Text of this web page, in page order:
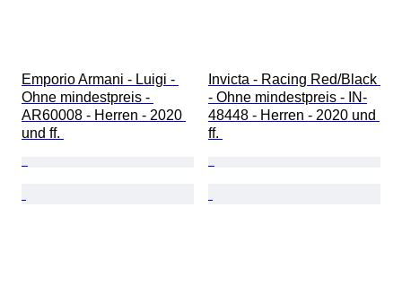
Emporio Armani - Luigi -
Ohne mindestpreis -
AR60008 - Herren - 2020
und ff.
Invicta - Racing Red/Black
- Ohne mindestpreis - IN-
48448 - Herren - 2020 und
ff.